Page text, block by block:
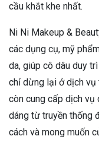
cầu khắt khe nhất.
Ni Ni Makeup &
các dụng cụ, mỹ
da, giúp cô dâu duy
chỉ dừng lại ở dịch vụ
còn cung cấp dịch vụ
dáng từ truyền thống
cách và mong muốn